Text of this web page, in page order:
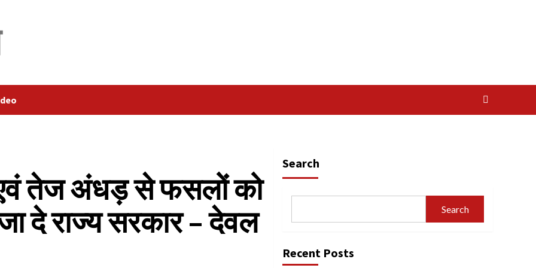
तेज अंधड़ से फसलों को
दे राज्य सरकार – देवल
Search
Search
Recent Posts